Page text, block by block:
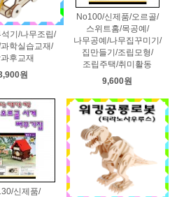
기/나무조립/
학실습교재/
후교재
원
No100/신제품/오르골/
스위트홈/목공예/
나무공예/나무집꾸미기/
집만들기/조립모형/
조립주택/취미활동
9,600원
신제품/